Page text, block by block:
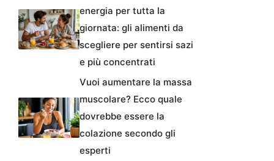
energia per tutta la
giornata: gli alimenti da
scegliere per sentirsi sazi
e più concentrati
Vuoi aumentare la massa
muscolare? Ecco quale
dovrebbe essere la
colazione secondo gli
esperti